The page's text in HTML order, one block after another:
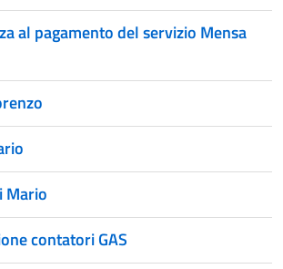
al pagamento del servizio Mensa
Mario
contatori GAS